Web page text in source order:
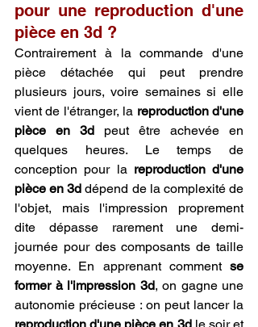
pour une reproduction d'une
pièce en 3d ?
Contrairement à la commande d'une
pièce détachée qui peut prendre
plusieurs jours, voire semaines si elle
vient de l'étranger, la reproduction d'une
pièce en 3d peut être achevée en
quelques heures. Le temps de
conception pour la reproduction d'une
pièce en 3d dépend de la complexité de
l'objet, mais l'impression proprement
dite dépasse rarement une demi-
journée pour des composants de taille
moyenne. En apprenant comment se
former à l'impression 3d, on gagne une